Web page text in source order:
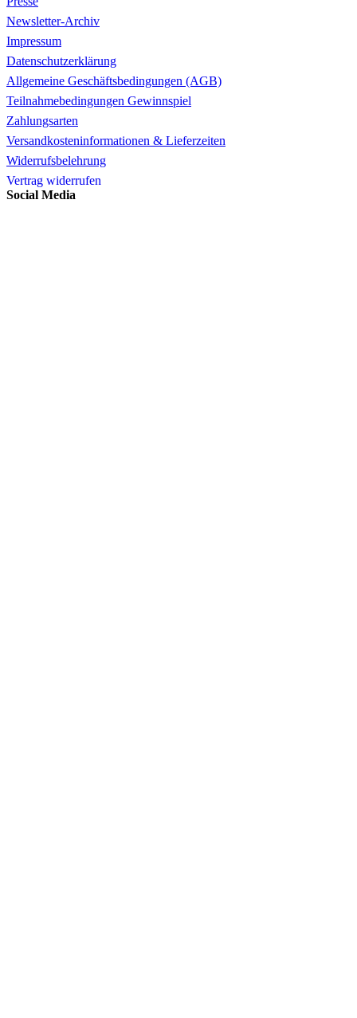
Newsletter-Archiv
Impressum
Datenschutzerklärung
Allgemeine Geschäftsbedingungen (AGB)
Teilnahmebedingungen Gewinnspiel
Zahlungsarten
Versandkosteninformationen & Lieferzeiten
Widerrufsbelehrung
Vertrag widerrufen
Social Media